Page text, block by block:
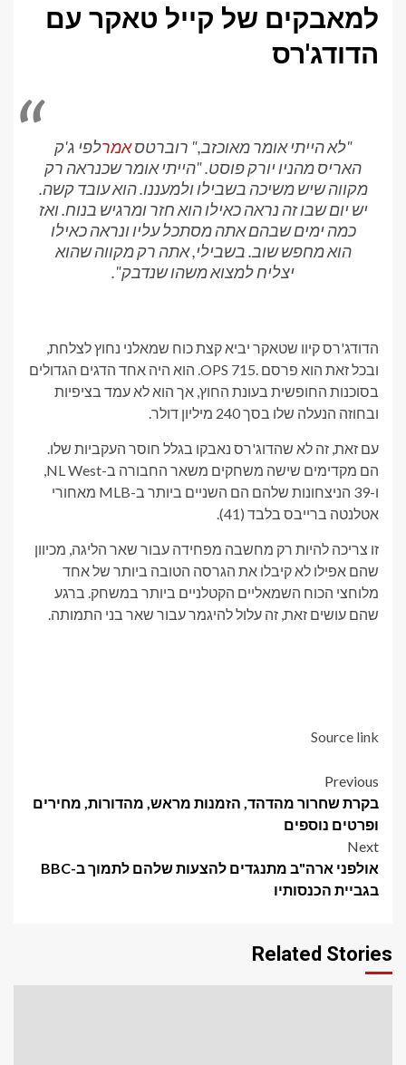
למאבקים של קייל טאקר עם
הדודג'רס
"לא הייתי אומר מאוכזב," רוברטסאמרלפי ג'ק
האריס מהניו יורק פוסט. "הייתי אומר שכנראה רק
מקווה שיש משיכה בשבילו ולמעננו. הוא עובד קשה.
יש יום שבו זה נראה כאילו הוא חזר ומרגיש בנוח. ואז
כמה ימים שבהם אתה מסתכל עליו ונראה כאילו
הוא מחפש שוב. בשבילי, אתה רק מקווה שהוא
יצליח למצוא משהו שנדבק".
הדודג'רס קיוו שטאקר יביא קצת כוח שמאלני נחוץ לצלחת,
ובכל זאת הוא פרסם .715 OPS. הוא היה אחד הדגים הגדולים
בסוכנות החופשית בעונת החוץ, אך הוא לא עמד בציפיות
ובחוזה הנעלה שלו בסך 240 מיליון דולר.
עם זאת, זה לא שהדוג'רס נאבקו בגלל חוסר העקביות שלו.
הם מקדימים שישה משחקים משאר החבורה ב-NL West,
ו-39 הניצחונות שלהם הם השניים ביותר ב-MLB מאחורי
אטלנטה ברייבס בלבד (41).
זו צריכה להיות רק מחשבה מפחידה עבור שאר הליגה, מכיוון
שהם אפילו לא קיבלו את הגרסה הטובה ביותר של אחד
מלוחצי הכוח השמאליים הקטלניים ביותר במשחק. ברגע
שהם עושים זאת, זה עלול להיגמר עבור שאר בני התמותה.
Source link
Post
navigation
Previous
בקרת שחרור מהדהד, הזמנות מראש, מהדורות, מחירים
ופרטים נוספים
Next
אולפני ארה"ב מתנגדים להצעות שלהם לתמוך ב-BBC
בגביית הכנסותיו
Related Stories